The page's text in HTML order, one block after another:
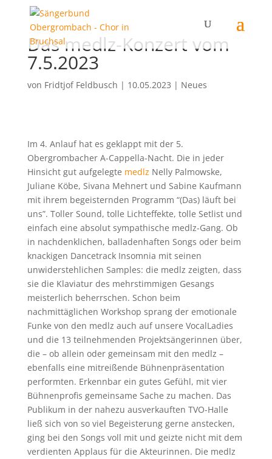
Das medlz-Konzert vom
7.5.2023
von Fridtjof Feldbusch | 10.05.2023 | Neues
Im 4. Anlauf hat es geklappt mit der 5.
Obergrombacher A-Cappella-Nacht. Die in jeder
Hinsicht gut aufgelegte medlz Nelly Palmowske,
Juliane Köbe, Sivana Mehnert und Sabine Kaufmann
mit ihrem begeisternden Programm “(Das) läuft bei
uns”. Toller Sound, tolle Lichteffekte, tolle Setlist und
einfach eine absolut sympathische medlz-Gang. Ob
in nachdenklichen, balladenhaften Songs oder beim
knackigen Dancetrack Insomnia mit seinen
unwiderstehlichen Samples: die medlz zeigten, dass
sie die Klaviatur des mehrstimmigen Gesangs
meisterlich beherrschen. Schon beim
nachmittäglichen Workshop sprang der emotionale
Funke von den medlz auch auf unsere VocalLadies
und die 13 teilnehmenden Projektsängerinnen über,
die – ob allein oder gemeinsam mit den medlz –
ebenfalls eine mitreißende Bühnenpräsentation
performten. Erkennbar ein gutes Gefühl, mit vier
Bühnenprofis gemeinsame Sache zu machen. Das
Publikum in der nahezu ausverkauften TVO-Halle
ließ sich von so viel Begeisterung gerne anstecken,
ging bei den Songs voll mit und geizte nicht mit dem
verdienten Applaus für die Akteurinnen. Die medlz